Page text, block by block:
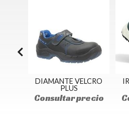
VELCRO
precio
IR20 ZAPATO
Consultar